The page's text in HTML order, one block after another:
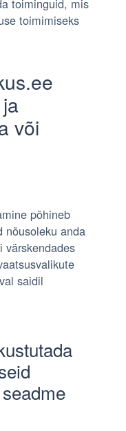
toiminguid, mis
toimimiseks
või
põhineb
nõusoleku anda
värskendades
saidil